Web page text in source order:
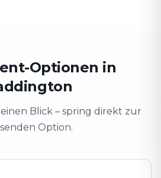
Optionen in
Blick – spring direkt zur
Option.